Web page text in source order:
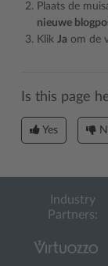
Plaats de
nieuwe
Klik Ja om de
Is this page
Yes
Industry
Partners: